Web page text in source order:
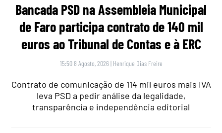
Bancada PSD na Assembleia Municipal
de Faro participa contrato de 140 mil
euros ao Tribunal de Contas e à ERC
15:50 8 Agosto, 2026 | Henrique Dias Freire
Contrato de comunicação de 114 mil euros mais IVA
leva PSD a pedir análise da legalidade,
transparência e independência editorial